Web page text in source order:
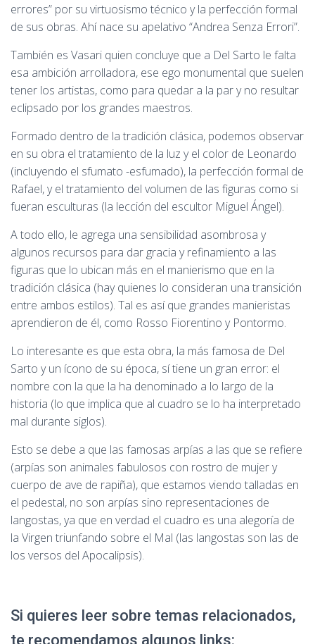
errores” por su virtuosismo técnico y la perfección formal
de sus obras. Ahí nace su apelativo “Andrea Senza Errori”.
También es Vasari quien concluye que a Del Sarto le falta
esa ambición arrolladora, ese ego monumental que suelen
tener los artistas, como para quedar a la par y no resultar
eclipsado por los grandes maestros.
Formado dentro de la tradición clásica, podemos observar
en su obra el tratamiento de la luz y el color de Leonardo
(incluyendo el sfumato -esfumado), la perfección formal de
Rafael, y el tratamiento del volumen de las figuras como si
fueran esculturas (la lección del escultor Miguel Ángel).
A todo ello, le agrega una sensibilidad asombrosa y
algunos recursos para dar gracia y refinamiento a las
figuras que lo ubican más en el manierismo que en la
tradición clásica (hay quienes lo consideran una transición
entre ambos estilos). Tal es así que grandes manieristas
aprendieron de él, como Rosso Fiorentino y Pontormo.
Lo interesante es que esta obra, la más famosa de Del
Sarto y un ícono de su época, sí tiene un gran error: el
nombre con la que la ha denominado a lo largo de la
historia (lo que implica que al cuadro se lo ha interpretado
mal durante siglos).
Esto se debe a que las famosas arpías a las que se refiere
(arpías son animales fabulosos con rostro de mujer y
cuerpo de ave de rapiña), que estamos viendo talladas en
el pedestal, no son arpías sino representaciones de
langostas, ya que en verdad el cuadro es una alegoría de
la Virgen triunfando sobre el Mal (las langostas son las de
los versos del Apocalipsis).
Si quieres leer sobre temas relacionados,
te recomendamos algunos links: